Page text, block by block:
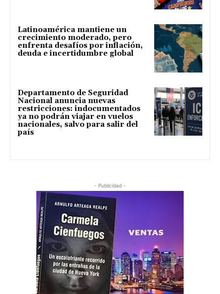
Latinoamérica mantiene un
crecimiento moderado, pero
enfrenta desafíos por inflación,
deuda e incertidumbre global
Departamento de Seguridad
Nacional anuncia nuevas
restricciones: indocumentados
ya no podrán viajar en vuelos
nacionales, salvo para salir del
país
- Publicidad -